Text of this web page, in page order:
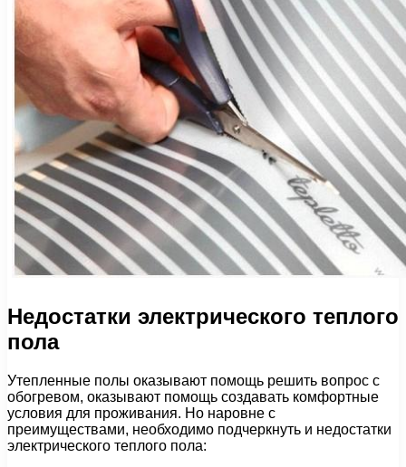
Недостатки электрического теплого
пола
Утепленные полы оказывают помощь решить вопрос с
обогревом, оказывают помощь создавать комфортные
условия для проживания. Но наровне с
преимуществами, необходимо подчеркнуть и недостатки
электрического теплого пола: